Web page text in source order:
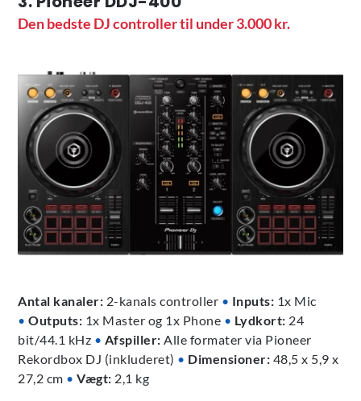
Den bedste DJ controller til under 3.000 kr.
Antal kanaler: 2-kanals controller • Inputs: 1x Mic
•Outputs: 1x Master og 1x Phone • Lydkort: 24
bit/44.1 kHz • Afspiller: Alle formater via Pioneer
Rekordbox DJ (inkluderet) • Dimensioner: 48,5 x 5,9 x
27,2 cm •Vægt: 2,1 kg